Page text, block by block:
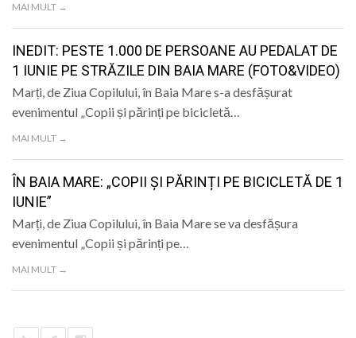
MAI MULT →
INEDIT: PESTE 1.000 DE PERSOANE AU PEDALAT DE
1 IUNIE PE STRĂZILE DIN BAIA MARE (FOTO&VIDEO)
Marți, de Ziua Copilului, în Baia Mare s-a desfășurat
evenimentul „Copii și părinți pe bicicletă…
MAI MULT →
ÎN BAIA MARE: „COPII ȘI PĂRINȚI PE BICICLETĂ DE 1
IUNIE”
Marți, de Ziua Copilului, în Baia Mare se va desfășura
evenimentul „Copii și părinți pe…
MAI MULT →